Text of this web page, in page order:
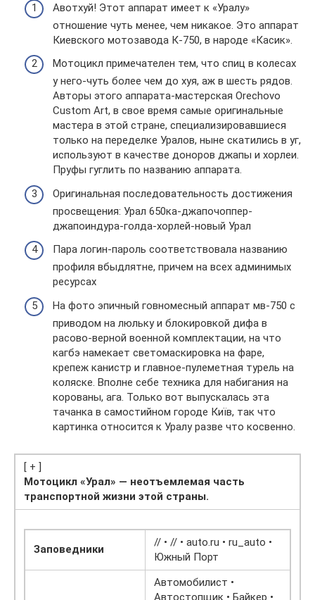
Авотхуй! Этот аппарат имеет к «Уралу»
отношение чуть менее, чем никакое. Это аппарат
Киевского мотозавода К-750, в народе «Касик».
Мотоцикл примечателен тем, что спиц в колесах
у него-чуть более чем до хуя, аж в шесть рядов.
Авторы этого аппарата-мастерская Orechovo
Custom Art, в свое время самые оригинальные
мастера в этой стране, специализировавшиеся
только на переделке Уралов, ныне скатились в уг,
используют в качестве доноров джапы и хорлеи.
Пруфы гуглить по названию аппарата.
Оригинальная последовательность достижения
просвещения: Урал 650ка-джапочоппер-
джапоиндура-голда-хорлей-новый Урал
Пара логин-пароль соответствовала названию
профиля вбыдлятне, причем на всех админимых
ресурсах
На фото эпичный говномесный аппарат мв-750 с
приводом на люльку и блокировкой дифа в
расово-верной военной комплектации, на что
кагбэ намекает светомаскировка на фаре,
крепеж канистр и главное-пулеметная турель на
коляске. Вполне себе техника для набигания на
корованы, ага. Только вот выпускалась эта
тачанка в самостийном городе Київ, так что
картинка относится к Уралу разве что косвенно.
[ + ]
Мотоцикл «Урал» — неотъемлемая часть
транспортной жизни этой страны.
Заповедники
// • // • auto.ru • ru_auto •
Южный Порт
Автомобилист •
Автостопщик • Байкер •